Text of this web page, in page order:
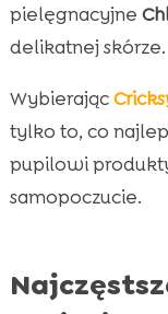
pielęgnacyjne
delikatnej skórze.
Wybierając
tylko to, co
pupilowi
samopoczucie.